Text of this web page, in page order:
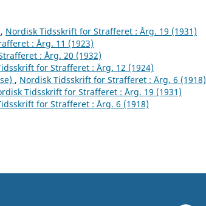
, Nordisk Tidsskrift for Strafferet : Årg. 19 (1931)
: Årg. 11 (1923)
: Årg. 20 (1932)
for Strafferet : Årg. 12 (1924)
, Nordisk Tidsskrift for Strafferet : Årg. 6 (1918)
Tidsskrift for Strafferet : Årg. 19 (1931)
for Strafferet : Årg. 6 (1918)